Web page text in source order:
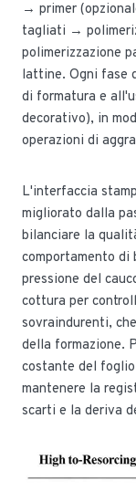
→ primer
tagliati →
polimerizzazione
lattine. Ogni fase
di formatura e
decorativo), in
operazioni di
L'interfaccia
migliorato dalla
bilanciare la
comportamento di
pressione del
cottura per
sovraindurenti,
della formazione.
costante del
mantenere la
scarti e la deriva